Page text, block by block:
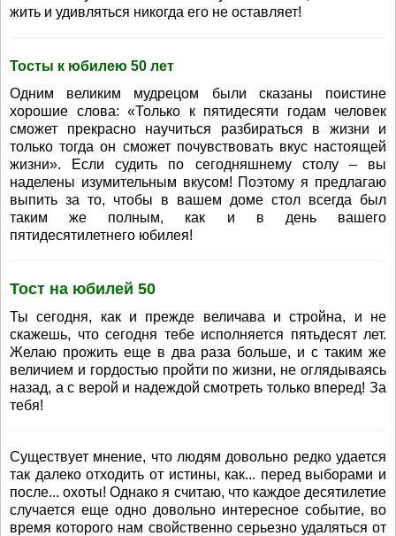
жить и удивляться никогда его не оставляет!
Тосты к юбилею 50 лет
Одним великим мудрецом были сказаны поистине
хорошие слова: «Только к пятидесяти годам человек
сможет прекрасно научиться разбираться в жизни и
только тогда он сможет почувствовать вкус настоящей
жизни». Если судить по сегодняшнему столу – вы
наделены изумительным вкусом! Поэтому я предлагаю
выпить за то, чтобы в вашем доме стол всегда был
таким же полным, как и в день вашего
пятидесятилетнего юбилея!
Тост на юбилей 50
Ты сегодня, как и прежде величава и стройна, и не
скажешь, что сегодня тебе исполняется пятьдесят лет.
Желаю прожить еще в два раза больше, и с таким же
величием и гордостью пройти по жизни, не оглядываясь
назад, а с верой и надеждой смотреть только вперед! За
тебя!
Существует мнение, что людям довольно редко удается
так далеко отходить от истины, как... перед выборами и
после... охоты! Однако я считаю, что каждое десятилетие
случается еще одно довольно интересное событие, во
время которого нам свойственно серьезно удаляться от